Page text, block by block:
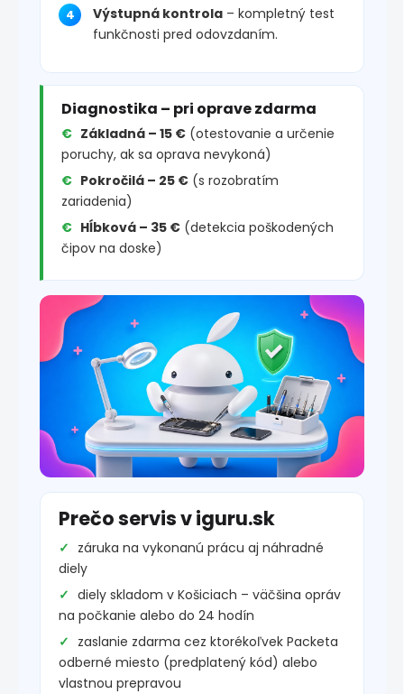
Výstupná kontrola – kompletný test
funkčnosti pred odovzdaním.
Diagnostika – pri oprave zdarma
Základná – 15 € (otestovanie a určenie
poruchy, ak sa oprava nevykoná)
Pokročilá – 25 € (s rozobratím
zariadenia)
Hĺbková – 35 € (detekcia poškodených
čipov na doske)
Prečo servis v iguru.sk
záruka na vykonanú prácu aj náhradné
diely
diely skladom v Košiciach – väčšina opráv
na počkanie alebo do 24 hodín
zaslanie zdarma cez ktorékoľvek Packeta
odberné miesto (predplatený kód) alebo
vlastnou prepravou